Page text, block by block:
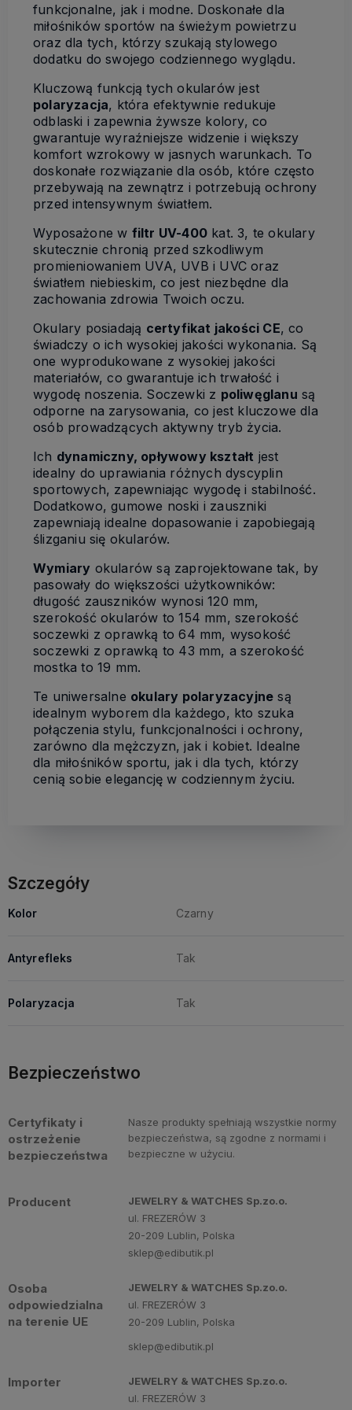
funkcjonalne, jak i modne. Doskonałe dla
miłośników sportów na świeżym powietrzu
oraz dla tych, którzy szukają stylowego
dodatku do swojego codziennego wyglądu.
Kluczową funkcją tych okularów jest
polaryzacja, która efektywnie redukuje
odblaski i zapewnia żywsze kolory, co
gwarantuje wyraźniejsze widzenie i większy
komfort wzrokowy w jasnych warunkach. To
doskonałe rozwiązanie dla osób, które często
przebywają na zewnątrz i potrzebują ochrony
przed intensywnym światłem.
Wyposażone w filtr UV-400 kat. 3, te okulary
skutecznie chronią przed szkodliwym
promieniowaniem UVA, UVB i UVC oraz
światłem niebieskim, co jest niezbędne dla
zachowania zdrowia Twoich oczu.
Okulary posiadają certyfikat jakości CE, co
świadczy o ich wysokiej jakości wykonania. Są
one wyprodukowane z wysokiej jakości
materiałów, co gwarantuje ich trwałość i
wygodę noszenia. Soczewki z poliwęglanu są
odporne na zarysowania, co jest kluczowe dla
osób prowadzących aktywny tryb życia.
Ich dynamiczny, opływowy kształt jest
idealny do uprawiania różnych dyscyplin
sportowych, zapewniając wygodę i stabilność.
Dodatkowo, gumowe noski i zauszniki
zapewniają idealne dopasowanie i zapobiegają
ślizganiu się okularów.
Wymiary okularów są zaprojektowane tak, by
pasowały do większości użytkowników:
długość zauszników wynosi 120 mm,
szerokość okularów to 154 mm, szerokość
soczewki z oprawką to 64 mm, wysokość
soczewki z oprawką to 43 mm, a szerokość
mostka to 19 mm.
Te uniwersalne okulary polaryzacyjne są
idealnym wyborem dla każdego, kto szuka
połączenia stylu, funkcjonalności i ochrony,
zarówno dla mężczyzn, jak i kobiet. Idealne
dla miłośników sportu, jak i dla tych, którzy
cenią sobie elegancję w codziennym życiu.
Szczegóły
Kolor Czarny
Antyrefleks Tak
Polaryzacja Tak
Bezpieczeństwo
Certyfikaty i
ostrzeżenie
bezpieczeństwa
Nasze produkty spełniają wszystkie normy
bezpieczeństwa, są zgodne z normami i
bezpieczne w użyciu.
Producent
JEWELRY & WATCHES Sp.zo.o.
ul. FREZERÓW 3
20-209 Lublin, Polska
sklep@edibutik.pl
Osoba
odpowiedzialna
na terenie UE
JEWELRY & WATCHES Sp.zo.o.
ul. FREZERÓW 3
20-209 Lublin, Polska
sklep@edibutik.pl
Importer
JEWELRY & WATCHES Sp.zo.o.
ul. FREZERÓW 3